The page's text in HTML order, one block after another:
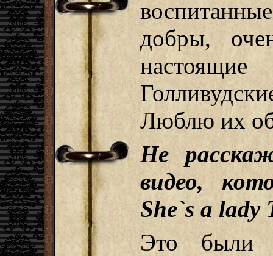
добры,
Люблю их
Не
видео,
She`s a
Это были